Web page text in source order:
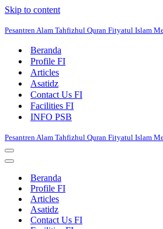
Skip to content
Pesantren Alam Tahfizhul Quran Fityatul Islam
Beranda
Profile FI
Articles
Asatidz
Contact Us FI
Facilities FI
INFO PSB
Pesantren Alam Tahfizhul Quran Fityatul Islam
Navigation
Menu
Navigation
Beranda
Profile FI
Articles
Asatidz
Contact Us FI